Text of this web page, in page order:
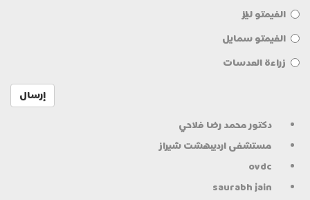
الفيمتو ليزك
الفيمتو سمايل
زراعة العدسات
إرسال
دكتور محمد رضا فلاحي
مستشفى ارديبهشت شيراز
ovdc
saurabh jain